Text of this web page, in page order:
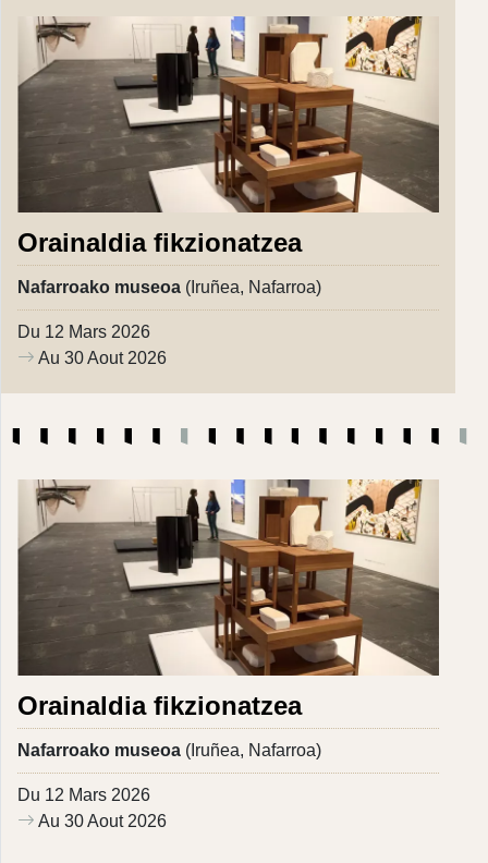
Orainaldia fikzionatzea
Nafarroako museoa (Iruñea, Nafarroa)
Du 12 Mars 2026
Au 30 Aout 2026
Orainaldia fikzionatzea
Nafarroako museoa (Iruñea, Nafarroa)
Du 12 Mars 2026
Au 30 Aout 2026